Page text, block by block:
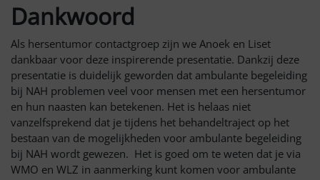
Dankwoord
Als hersentumor contactgroep zijn we Anoek en Liset
dankbaar voor deze inspirerende presentatie. Dankzij deze
presentatie is duidelijk geworden dat ambulante begeleiding
bij NAH problemen veel voor mensen met een hersentumor
en hun naasten kan betekenen. Het is helaas niet
vanzelfsprekend dat je tijdens het behandeltraject op het
bestaan van de mogelijkheden voor ambulante begeleiding
bij NAH wordt gewezen. Het is goed om te weten dat je via
WMO en WLZ in aanmerking kunt komen voor ambulante